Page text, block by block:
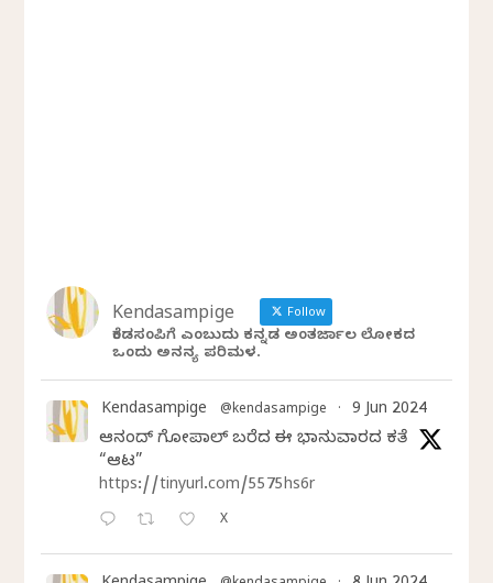
Kendasampige Follow
ಕೆಂಡಸಂಪಿಗೆ ಎಂಬುದು ಕನ್ನಡ ಅಂತರ್ಜಾಲ ಲೋಕದ
ಒಂದು ಅನನ್ಯ ಪರಿಮಳ.
Kendasampige @kendasampige · 9 Jun 2024
ಆನಂದ್‌ ಗೋಪಾಲ್‌ ಬರೆದ ಈ ಭಾನುವಾರದ ಕತೆ
“ಆಟ”
https://tinyurl.com/5575hs6r
X